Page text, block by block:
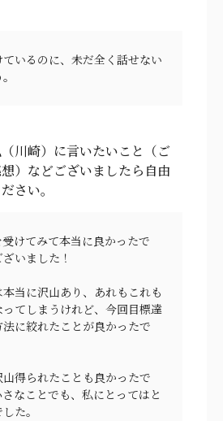
いるのに、未だ全く話せない
川崎）に言いたいこと（ご
）などございましたら自由
さい。
けてみて本当に良かったで
いました！
当に沢山あり、あれもこれも
ってしまうけれど、今回目標達
に絞れたことが良かったで
得られたことも良かったで
なことでも、私にとってはと
た。